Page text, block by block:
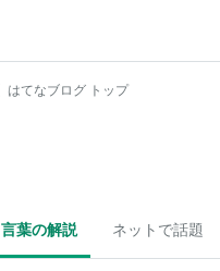
はてなブログ トップ
言葉の解説 ネットで話題